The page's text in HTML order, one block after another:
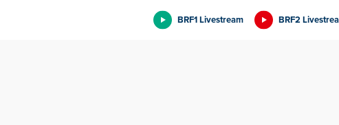
BRF1 Livestream BRF2